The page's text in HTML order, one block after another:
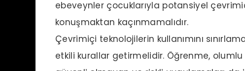
ebeveynler çocuklarıyla potansiyel
konuşmaktan kaçınmamalıdır.
Çevrimiçi teknolojilerin kullanımını
etkili kurallar getirmelidir. Öğrenme, olumlu